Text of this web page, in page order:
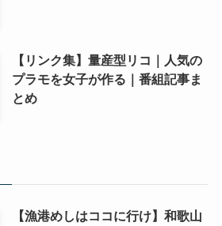
【リンク集】量産型リコ｜人気の
プラモを女子が作る｜番組記事ま
とめ
【漁港めしはココに行け】和歌山